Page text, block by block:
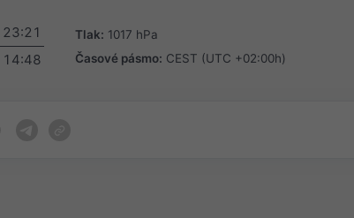
23:21
14:48
Tlak: 1017 hPa
Časové pásmo: CEST (UTC +02:00h)